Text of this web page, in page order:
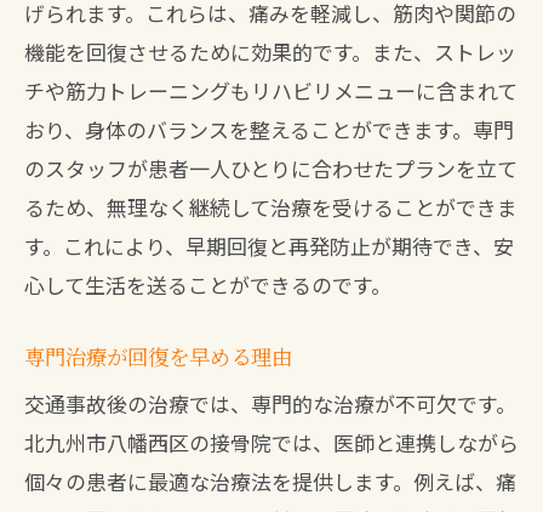
げられます。これらは、痛みを軽減し、筋肉や関節の
機能を回復させるために効果的です。また、ストレッ
チや筋力トレーニングもリハビリメニューに含まれて
おり、身体のバランスを整えることができます。専門
のスタッフが患者一人ひとりに合わせたプランを立て
るため、無理なく継続して治療を受けることができま
す。これにより、早期回復と再発防止が期待でき、安
心して生活を送ることができるのです。
専門治療が回復を早める理由
交通事故後の治療では、専門的な治療が不可欠です。
北九州市八幡西区の接骨院では、医師と連携しながら
個々の患者に最適な治療法を提供します。例えば、痛